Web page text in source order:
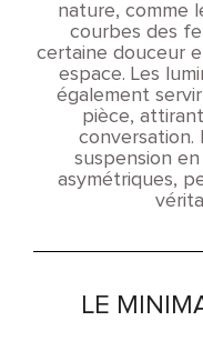
nature, comme
courbes des
certaine douceur
espace. Les
également
pièce,
conversation.
suspension
asymétriques,
LE